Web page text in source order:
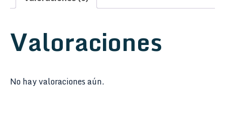
Confort
XL
cantidad
Valoraciones
No hay valoraciones aún.